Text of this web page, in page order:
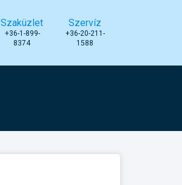
Szaküzlet
+36-1-899-
8374
Szervíz
+36-20-211-
1588